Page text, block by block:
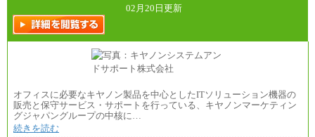
※3…28,000円、※4…25,000円、※5…23,000円）
・試用期間中も給与変更なし
●基幹職（地域限定社員）
・大学・院卒／月給185,000 円～219,000 円 ※勤務地
により異なる。
〈大阪・兵庫〉209,000 円
〈愛知〉194,500 円 〈福岡〉1
85,000 円
02月20日更新
オフィスに必要なキヤノン製品を中心としたITソリューション機器の
販売と保守サービス・サポートを行っている、キヤノンマーケティン
グジャパングループの中核に…
続きを読む